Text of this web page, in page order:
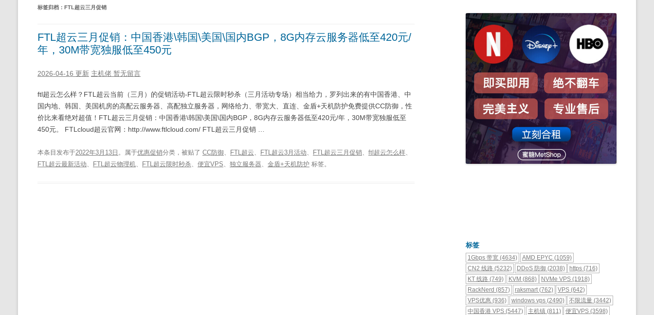
标签归档： FTL超云三月促销
FTL超云三月促销：中国香港\韩国\美国\国内BGP，8G内存云服务器低至420元/
年，30M带宽独服低至450元
2026-04-16 更新 主机佬 暂无留言
ftl超云怎么样？FTL超云当前（三月）的促销活动-FTL超云限时秒杀（三月活动专场）相当给力，罗列出来的有中国香港、中
国内地、韩国、美国机房的高配云服务器、高配独立服务器，网络给力、带宽大、直连、金盾+天机防护免费提供CC防御，性
价比来看绝对超值！FTL超云三月促销：中国香港\韩国\美国\国内BGP，8G内存云服务器低至420元/年，30M带宽独服低至
450元。 FTLcloud超云官网：http://www.ftlcloud.com/ FTL超云三月促销 …
本条目发布于2022年3月13日 。属于优惠促销分类，被贴了 CC防御 FTL超云 FTL超云3月活动 FTL超云三月促销 ftl超云怎么样
FTL超云最新活动
FTL超云物理机 FTL超云限时秒杀 便宜VPS 独立服务器 金盾+天机防护 标签。
标签
1Gbps 带宽 (4634) AMD EPYC (1059)
CN2 线路 (5232) DDoS 防御(2038) https (716)
KT 线路 (749) KVM (868) NVMe VPS (1918)
RackNerd (857) raksmart(762) VPS (642)
VPS优惠 (936) windows vps(2490) 不限流量 (3442)
中国香港 VPS (5447) 主机镇(811) 便宜VPS (3598)